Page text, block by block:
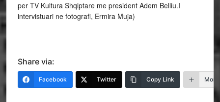
per TV Kultura Shqiptare me president Adem Belliu.I
intervistuari ne fotografi, Ermira Muja)
Share via:
Facebook Twitter Copy Link More